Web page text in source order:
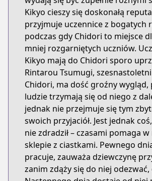
Kikyo cieszy się doskonałą
przyjmuje uczennice z bogatych
podczas gdy Chidori to miejsce
mniej rozgarniętych uczniów.
Kikyo mają do Chidori sporo
Rintarou Tsumugi,
Chidori, ma dość groźny wygląd,
ludzie trzymają się od niego z
jednak nie przejmuje się tym
swoich przyjaciół. Jest jednak
nie zdradził – czasami pomaga
sklepie z ciastkami. Pewnego
pracuje, zauważa dziewczynę
zanim zdąży się do niej odezwać,